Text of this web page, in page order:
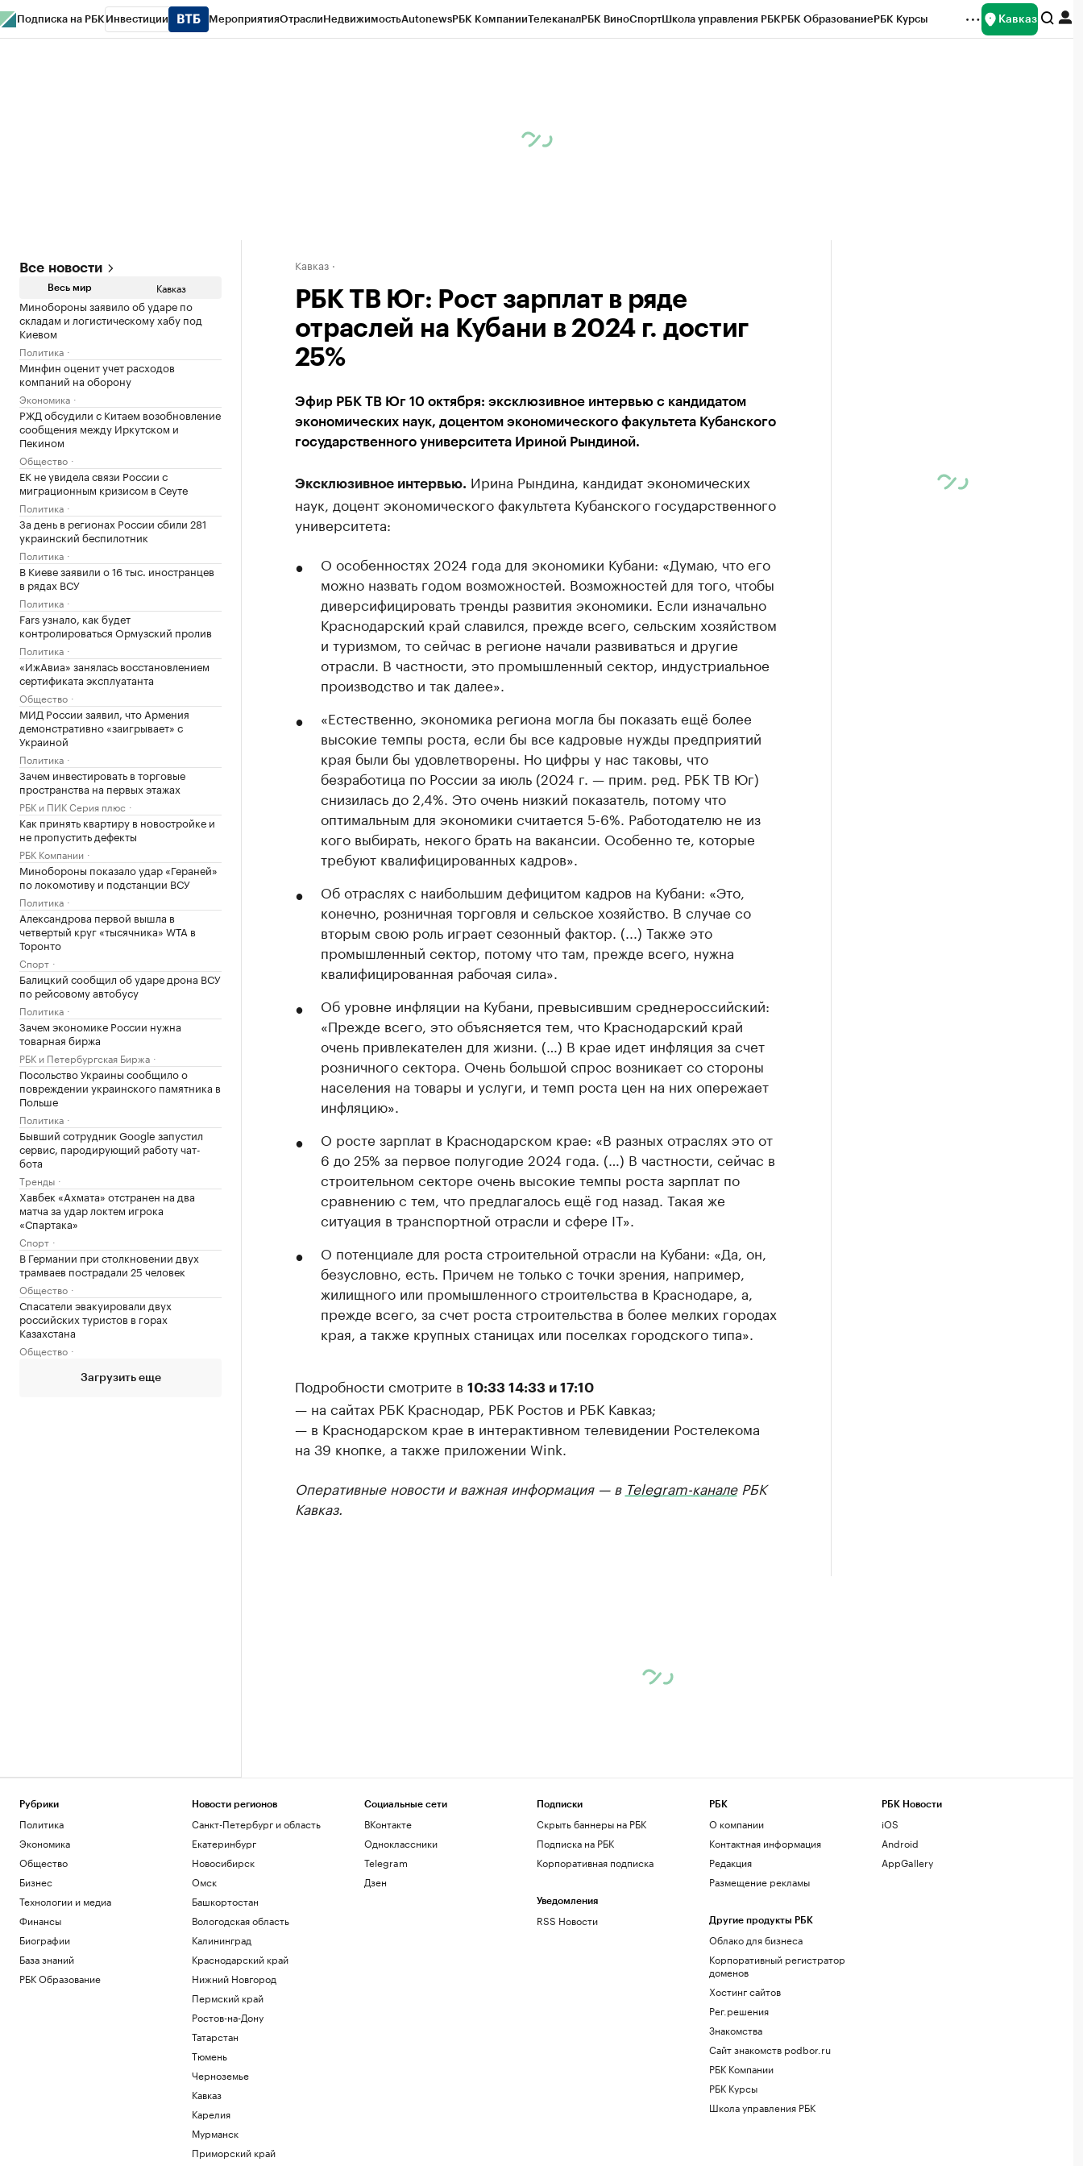
Подписка на РБК Инвестиции МероприятияОтраслиНедвижимостьAutonewsРБК КомпанииТелеканалРБК ВиноСпортШкола управления РБКРБК ОбразованиеРБК Курсы Кавказ
Все новости
Весь мир Кавказ
Минобороны заявило об ударе по
складам и логистическому хабу под
Киевом
Политика
Минфин оценит учет расходов
компаний на оборону
Экономика
РЖД обсудили с Китаем возобновление
сообщения между Иркутском и
Пекином
Общество
ЕК не увидела связи России с
миграционным кризисом в Сеуте
Политика
За день в регионах России сбили 281
украинский беспилотник
Политика
В Киеве заявили о 16 тыс. иностранцев
в рядах ВСУ
Политика
Fars узнало, как будет
контролироваться Ормузский пролив
Политика
«ИжАвиа» занялась восстановлением
сертификата эксплуатанта
Общество
МИД России заявил, что Армения
демонстративно «заигрывает» с
Украиной
Политика
Зачем инвестировать в торговые
пространства на первых этажах
РБК и ПИК Серия плюс
Как принять квартиру в новостройке и
не пропустить дефекты
РБК Компании
Минобороны показало удар «Гераней»
по локомотиву и подстанции ВСУ
Политика
Александрова первой вышла в
четвертый круг «тысячника» WTA в
Торонто
Спорт
Балицкий сообщил об ударе дрона ВСУ
по рейсовому автобусу
Политика
Зачем экономике России нужна
товарная биржа
РБК и Петербургская Биржа
Посольство Украины сообщило о
повреждении украинского памятника в
Польше
Политика
Бывший сотрудник Google запустил
сервис, пародирующий работу чат-
бота
Тренды
Хавбек «Ахмата» отстранен на два
матча за удар локтем игрока
«Спартака»
Спорт
В Германии при столкновении двух
трамваев пострадали 25 человек
Общество
Спасатели эвакуировали двух
российских туристов в горах
Казахстана
Общество
Загрузить еще
Кавказ
РБК ТВ Юг: Рост зарплат в ряде
отраслей на Кубани в 2024 г. достиг
25%
Эфир РБК ТВ Юг 10 октября: эксклюзивное интервью с кандидатом
экономических наук, доцентом экономического факультета Кубанского
государственного университета Ириной Рындиной.
Эксклюзивное интервью. Ирина Рындина, кандидат экономических
наук, доцент экономического факультета Кубанского государственного
университета:
О особенностях 2024 года для экономики Кубани: «Думаю, что его
можно назвать годом возможностей. Возможностей для того, чтобы
диверсифицировать тренды развития экономики. Если изначально
Краснодарский край славился, прежде всего, сельским хозяйством
и туризмом, то сейчас в регионе начали развиваться и другие
отрасли. В частности, это промышленный сектор, индустриальное
производство и так далее».
«Естественно, экономика региона могла бы показать ещё более
высокие темпы роста, если бы все кадровые нужды предприятий
края были бы удовлетворены. Но цифры у нас таковы, что
безработица по России за июль (2024 г. — прим. ред. РБК ТВ Юг)
снизилась до 2,4%. Это очень низкий показатель, потому что
оптимальным для экономики считается 5-6%. Работодателю не из
кого выбирать, некого брать на вакансии. Особенно те, которые
требуют квалифицированных кадров».
Об отраслях с наибольшим дефицитом кадров на Кубани: «Это,
конечно, розничная торговля и сельское хозяйство. В случае со
вторым свою роль играет сезонный фактор. (...) Также это
промышленный сектор, потому что там, прежде всего, нужна
квалифицированная рабочая сила».
Об уровне инфляции на Кубани, превысившим среднероссийский:
«Прежде всего, это объясняется тем, что Краснодарский край
очень привлекателен для жизни. (…) В крае идет инфляция за счет
розничного сектора. Очень большой спрос возникает со стороны
населения на товары и услуги, и темп роста цен на них опережает
инфляцию».
О росте зарплат в Краснодарском крае: «В разных отраслях это от
6 до 25% за первое полугодие 2024 года. (…) В частности, сейчас в
строительном секторе очень высокие темпы роста зарплат по
сравнению с тем, что предлагалось ещё год назад. Такая же
ситуация в транспортной отрасли и сфере IT».
О потенциале для роста строительной отрасли на Кубани: «Да, он,
безусловно, есть. Причем не только с точки зрения, например,
жилищного или промышленного строительства в Краснодаре, а,
прежде всего, за счет роста строительства в более мелких городах
края, а также крупных станицах или поселках городского типа».
Подробности смотрите в 10:33 14:33 и 17:10
— на сайтах РБК Краснодар, РБК Ростов и РБК Кавказ;
— в Краснодарском крае в интерактивном телевидении Ростелекома
на 39 кнопке, а также приложении Wink.
Оперативные новости и важная информация — в Telegram-каналеРБК
Кавказ.
Рубрики
Политика
Экономика
Общество
Бизнес
Технологии и медиа
Финансы
Биографии
База знаний
РБК Образование
Новости регионов
Санкт-Петербург и область
Екатеринбург
Новосибирск
Омск
Башкортостан
Вологодская область
Калининград
Краснодарский край
Нижний Новгород
Пермский край
Ростов-на-Дону
Татарстан
Тюмень
Черноземье
Кавказ
Карелия
Мурманск
Приморский край
Социальные сети
ВКонтакте
Одноклассники
Telegram
Дзен
Подписки
Скрыть баннеры на РБК
Подписка на РБК
Корпоративная подписка
Уведомления
RSS Новости
РБК
О компании
Контактная информация
Редакция
Размещение рекламы
Другие продукты РБК
Облако для бизнеса
Корпоративный регистратор
доменов
Хостинг сайтов
Рег.решения
Знакомства
Сайт знакомств podbor.ru
РБК Компании
РБК Курсы
Школа управления РБК
РБК Новости
iOS
Android
AppGallery